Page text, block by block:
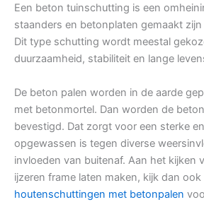
Een beton tuinschutting is een
staanders en betonplaten gemaakt
Dit type schutting wordt meestal
duurzaamheid, stabiliteit en lange
De beton palen worden in de aarde
met betonmortel. Dan worden de
bevestigd. Dat zorgt voor een sterke
opgewassen is tegen diverse
invloeden van buitenaf. Aan het kijken
ijzeren frame laten maken, kijk dan ook
houtenschuttingen met betonpalen